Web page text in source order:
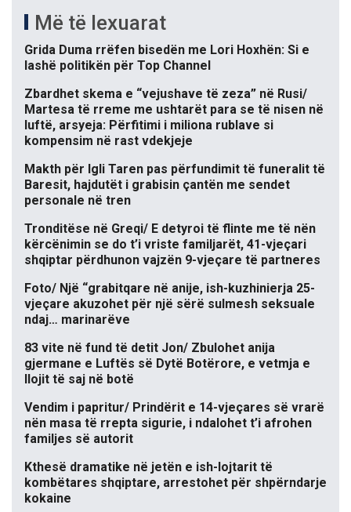
Më të lexuarat
Grida Duma rrëfen bisedën me Lori Hoxhën: Si e
lashë politikën për Top Channel
Zbardhet skema e “vejushave të zeza” në Rusi/
Martesa të rreme me ushtarët para se të nisen në
luftë, arsyeja: Përfitimi i miliona rublave si
kompensim në rast vdekjeje
Makth për Igli Taren pas përfundimit të funeralit të
Baresit, hajdutët i grabisin çantën me sendet
personale në tren
Tronditëse në Greqi/ E detyroi të flinte me të nën
kërcënimin se do t’i vriste familjarët, 41-vjeçari
shqiptar përdhunon vajzën 9-vjeçare të partneres
Foto/ Një “grabitqare në anije, ish-kuzhinierja 25-
vjeçare akuzohet për një sërë sulmesh seksuale
ndaj… marinarëve
83 vite në fund të detit Jon/ Zbulohet anija
gjermane e Luftës së Dytë Botërore, e vetmja e
llojit të saj në botë
Vendim i papritur/ Prindërit e 14-vjeçares së vrarë
nën masa të rrepta sigurie, i ndalohet t’i afrohen
familjes së autorit
Kthesë dramatike në jetën e ish-lojtarit të
kombëtares shqiptare, arrestohet për shpërndarje
kokaine